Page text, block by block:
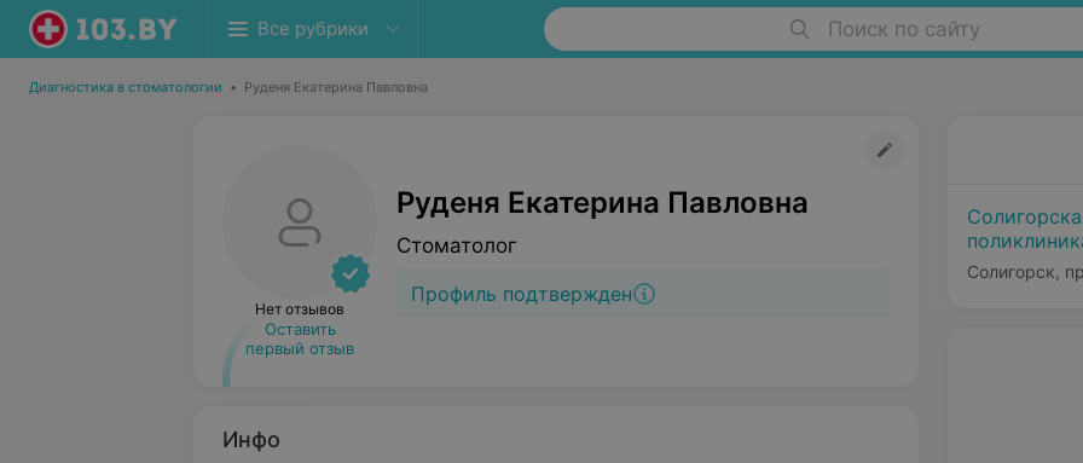
Все рубрики Поиск по сайту
Диагностика в стоматологии • Руденя Екатерина Павловна
Нет отзывов
Оставить
первый отзыв
Руденя Екатерина Павловна
Стоматолог
Профиль подтвержден
Инфо
Солигорск,